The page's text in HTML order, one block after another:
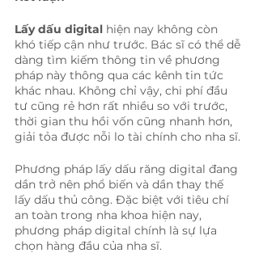
Lấy dấu digital hiện nay không còn
khó tiếp cận như trước. Bác sĩ có thể dễ
dàng tìm kiếm thông tin về phương
pháp này thông qua các kênh tin tức
khác nhau. Không chỉ vậy, chi phí đầu
tư cũng rẻ hơn rất nhiều so với trước,
thời gian thu hồi vốn cũng nhanh hơn,
giải tỏa được nỗi lo tài chính cho nha sĩ.
Phương pháp lấy dấu răng digital đang
dần trở nên phổ biến và dần thay thế
lấy dấu thủ công. Đặc biệt với tiêu chí
an toàn trong nha khoa hiện nay,
phương pháp digital chính là sự lựa
chọn hàng đầu của nha sĩ.